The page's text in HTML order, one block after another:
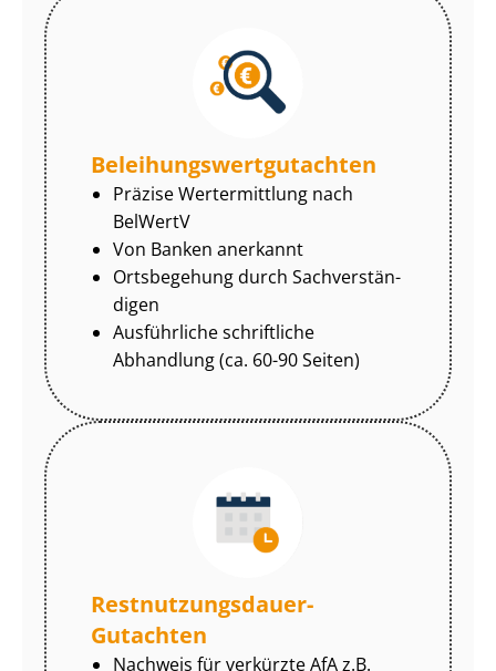
Be­lei­hungs­wert­gut­ach­ten
Präzise Wertermittlung nach
BelWertV
Von Banken anerkannt
Ortsbegehung durch Sach­ver­stän­
di­gen
Ausführliche schriftliche
Abhandlung (ca. 60-90 Seiten)
Rest­nut­zungs­dau­er-
Gutachten
Nachweis für verkürzte AfA z.B.